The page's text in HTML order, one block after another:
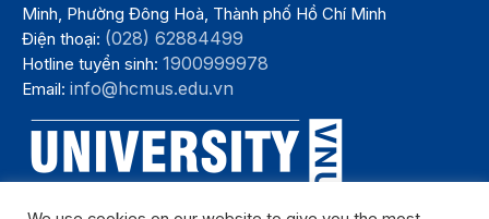
Minh, Phường Đông Hoà, Thành phố Hồ Chí Minh
Điện thoại: (028) 62884499
Hotline tuyển sinh:1900999978
Email:info@hcmus.edu.vn